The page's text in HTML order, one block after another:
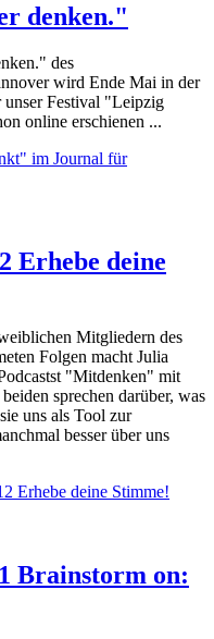
denken."
des
wird Ende Mai in der
unser Festival "Leipzig
online erschienen ...
im Journal für
Erhebe deine
Mitgliedern des
Folgen macht Julia
"Mitdenken" mit
sprechen darüber, was
uns als Tool zur
besser über uns
Erhebe deine Stimme!
Brainstorm on: